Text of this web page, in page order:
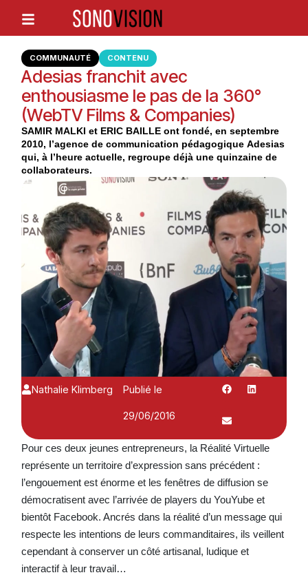
COMMUNAUTÉ CONTENU
Adesias franchit avec
enthousiasme le pas de la 360°
(WebTV Films & Companies)
SAMIR MALKI et ERIC BAILLEont fondé, en septembre
2010, l’agence de communication pédagogique Adesias
qui, à l’heure actuelle, regroupe déjà une quinzaine de
collaborateurs.
Nathalie Klimberg
Publié le
29/06/2016
Pour ces deux jeunes entrepreneurs, la Réalité Virtuelle
représente un territoire d’expression sans précédent :
l’engouement est énorme et les fenêtres de diffusion se
démocratisent avec l’arrivée de players du YouYube et
bientôt Facebook. Ancrés dans la réalité d’un message qui
respecte les intentions de leurs commanditaires, ils veillent
cependant à conserver un côté artisanal, ludique et
interactif à leur travail…